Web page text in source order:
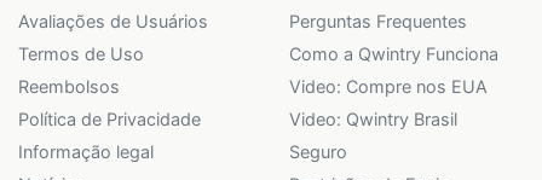
Avaliações de Usuários
Termos de Uso
Reembolsos
Política de Privacidade
Informação legal
Perguntas Frequentes
Como a Qwintry Funciona
Video: Compre nos EUA
Video: Qwintry Brasil
Seguro